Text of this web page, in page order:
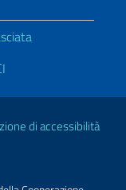
di accessibilità